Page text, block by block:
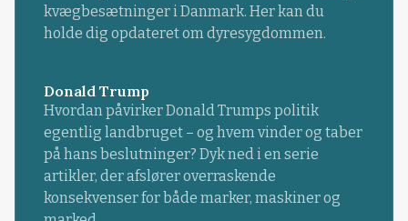
kvægbesætninger i Danmark. Her kan du
holde dig opdateret om dyresygdommen.
Donald Trump
Hvordan påvirker Donald Trumps politik
egentlig landbruget – og hvem vinder og taber
på hans beslutninger? Dyk ned i en serie
artikler, der afslører overraskende
konsekvenser for både marker, maskiner og